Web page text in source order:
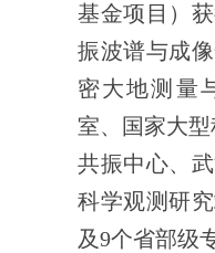
基金项目）
振波谱与成
密大地测量
室、国家大
共振中心、
科学观测研
及9个省部级